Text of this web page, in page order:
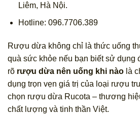
Liêm, Hà Nội.
Hotline: 096.7706.389
Rượu dừa không chỉ là thức uống
quà sức khỏe nếu bạn biết sử dụng
rõ rượu dừa nên uống khi nào là
dụng trọn vẹn giá trị của loại rượu
chọn rượu dừa Rucota – thương
chất lượng và tinh thần Việt.